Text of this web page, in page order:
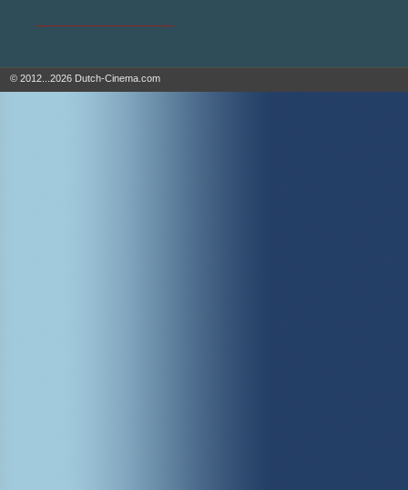
© 2012...2026 Dutch-Cinema.com